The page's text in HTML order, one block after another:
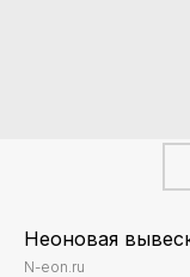
Неоновая
N-eon.ru